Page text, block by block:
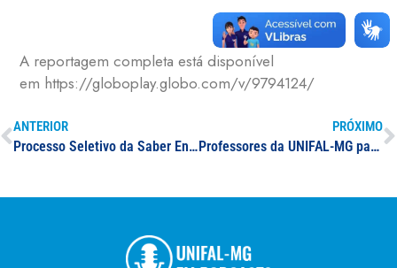
A reportagem completa está disponível
em https://globoplay.globo.com/v/9794124/
ANTERIOR
Processo Seletivo da Saber Engenharia Junior
PRÓXIMO
Professores da UNIFAL-MG participam de reportagem sobre falta de chuva no sul de Minas Gerais